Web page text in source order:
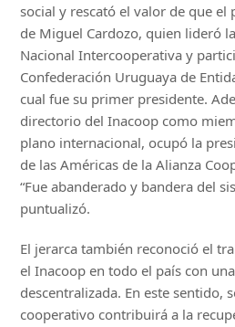
social y rescató el valor de que
de Miguel Cardozo, quien lideró
Nacional Intercooperativa y
Confederación Uruguaya de
cual fue su primer presidente.
directorio del Inacoop como
plano internacional, ocupó la
de las Américas de la Alianza
“Fue abanderado y bandera del
puntualizó.
El jerarca también reconoció el
el Inacoop en todo el país con
descentralizada. En este sentido,
cooperativo contribuirá a la